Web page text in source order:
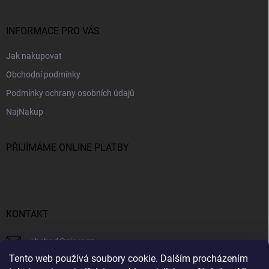
Tento web používá soubory cookie. Dalším procházením
INFORMACE PRO VÁS
Jak nakupovat
Obchodní podmínky
Podmínky ochrany osobních údajů
NajNakup
PŘIJÍMÁME ONLINE PLATBY
KONTAKT
obchod@ziner.cz
728 355 665